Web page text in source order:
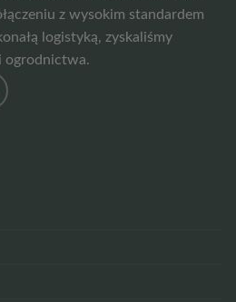
z wysokim standardem
logistyką, zyskaliśmy
ogrodnictwa.